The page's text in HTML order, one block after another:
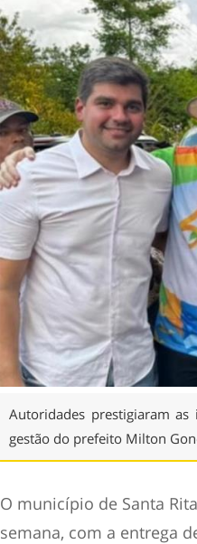
Autoridades prestigiaram
gestão do prefeito Milton
O município de Santa
semana, com a entrega